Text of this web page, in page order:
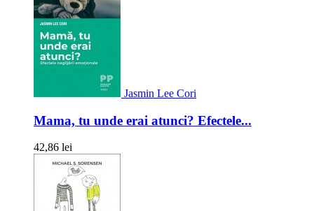
Jasmin Lee Cori
Mama, tu unde erai atunci? Efectele...
42,86 lei